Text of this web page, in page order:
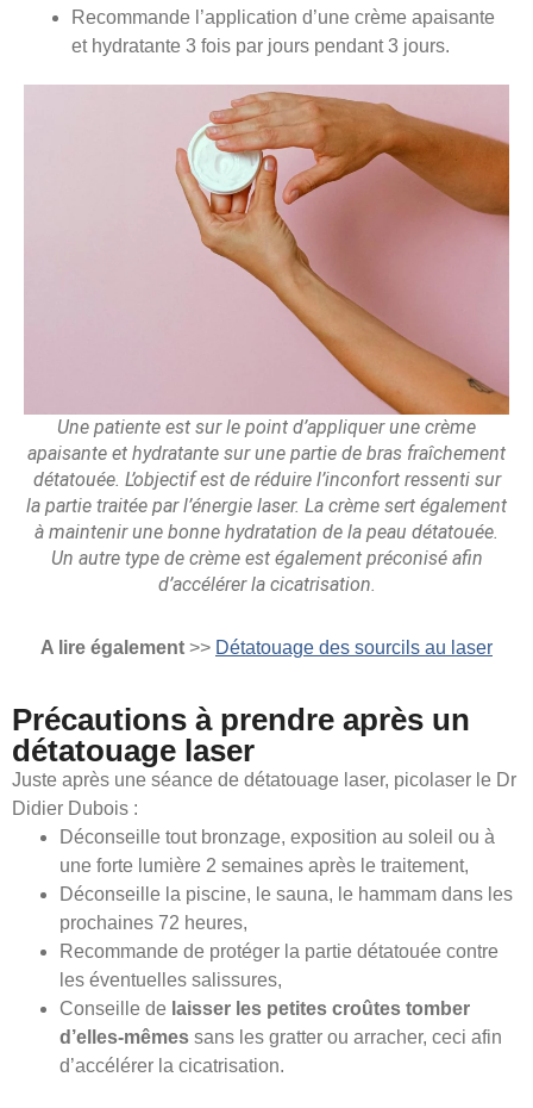
Recommande l’application d’une crème apaisante
et hydratante 3 fois par jours pendant 3 jours.
Une patiente est sur le point d’appliquer une crème
apaisante et hydratante sur une partie de bras fraîchement
détatouée. L’objectif est de réduire l’inconfort ressenti sur
la partie traitée par l’énergie laser. La crème sert également
à maintenir une bonne hydratation de la peau détatouée.
Un autre type de crème est également préconisé afin
d’accélérer la cicatrisation.
A lire également >> Détatouage des sourcils au laser
Précautions à prendre après un
détatouage laser
Juste après une séance de détatouage laser, picolaser le Dr
Didier Dubois :
Déconseille tout bronzage, exposition au soleil ou à
une forte lumière 2 semaines après le traitement,
Déconseille la piscine, le sauna, le hammam dans les
prochaines 72 heures,
Recommande de protéger la partie détatouée contre
les éventuelles salissures,
Conseille de laisser les petites croûtes tomber
d’elles-mêmes sans les gratter ou arracher, ceci afin
d’accélérer la cicatrisation.